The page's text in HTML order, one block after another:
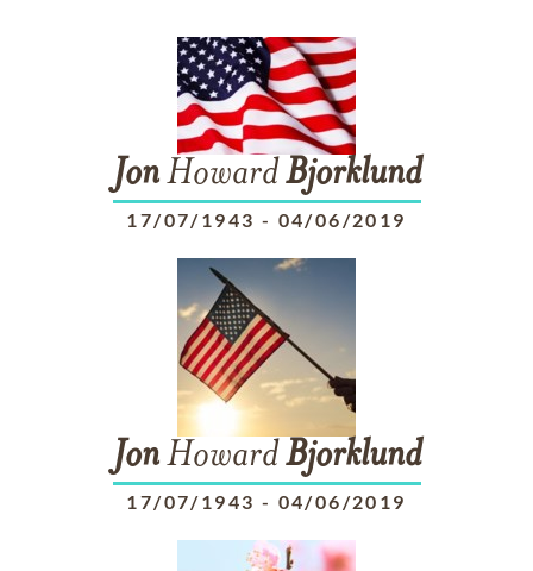
JonHowardBjorklund
17/07/1943 - 04/06/2019
JonHowardBjorklund
17/07/1943 - 04/06/2019